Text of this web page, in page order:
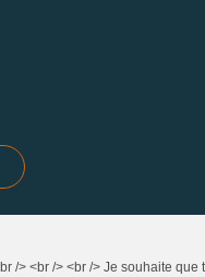
/> <br /> <br /> Je souhaite